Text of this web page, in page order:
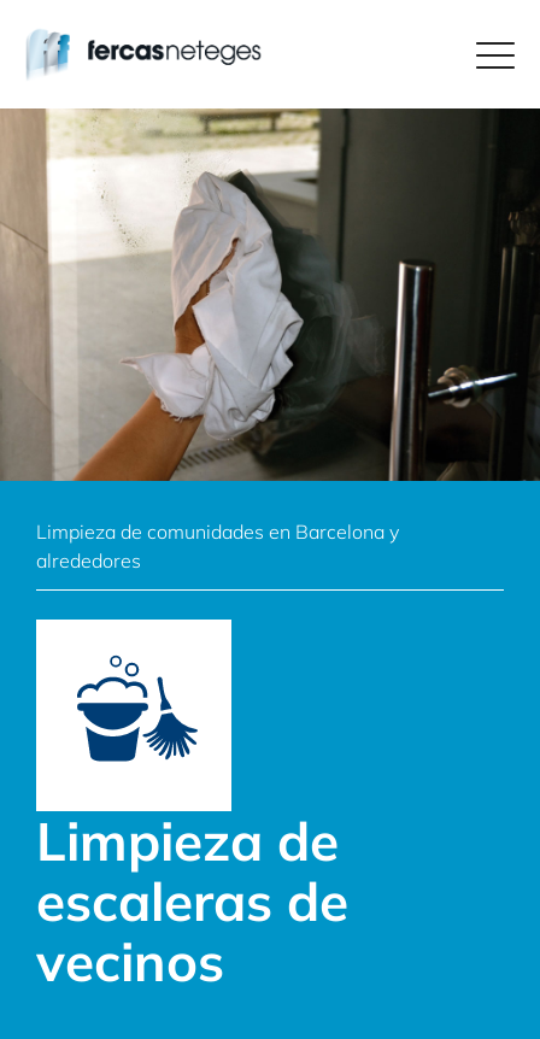
Limpieza de comunidades en Barcelona y
alrededores
Limpieza de
escaleras de
vecinos